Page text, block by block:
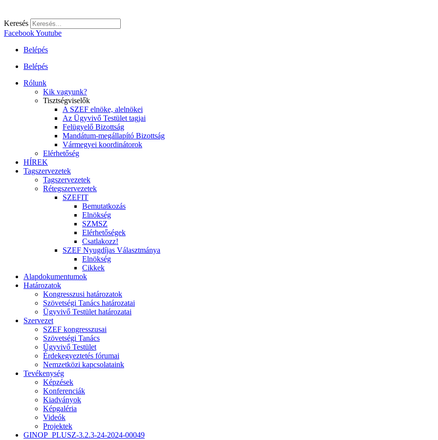
Keresés
FacebookYoutube
Belépés
Belépés
Rólunk
Kik vagyunk?
Tisztségviselők
A SZEF elnöke, alelnökei
Az Ügyvivő Testület tagjai
Felügyelő Bizottság
Mandátum-megállapító Bizottság
Vármegyei koordinátorok
Elérhetőség
HÍREK
Tagszervezetek
Tagszervezetek
Rétegszervezetek
SZEFIT
Bemutatkozás
Elnökség
SZMSZ
Elérhetőségek
Csatlakozz!
SZEF Nyugdíjas Választmánya
Elnökség
Cikkek
Alapdokumentumok
Határozatok
Kongresszusi határozatok
Szövetségi Tanács határozatai
Ügyvivő Testület határozatai
Szervezet
SZEF kongresszusai
Szövetségi Tanács
Ügyvivő Testület
Érdekegyeztetés fórumai
Nemzetközi kapcsolataink
Tevékenység
Képzések
Konferenciák
Kiadványok
Képgaléria
Videók
Projektek
GINOP_PLUSZ-3.2.3-24-2024-00049